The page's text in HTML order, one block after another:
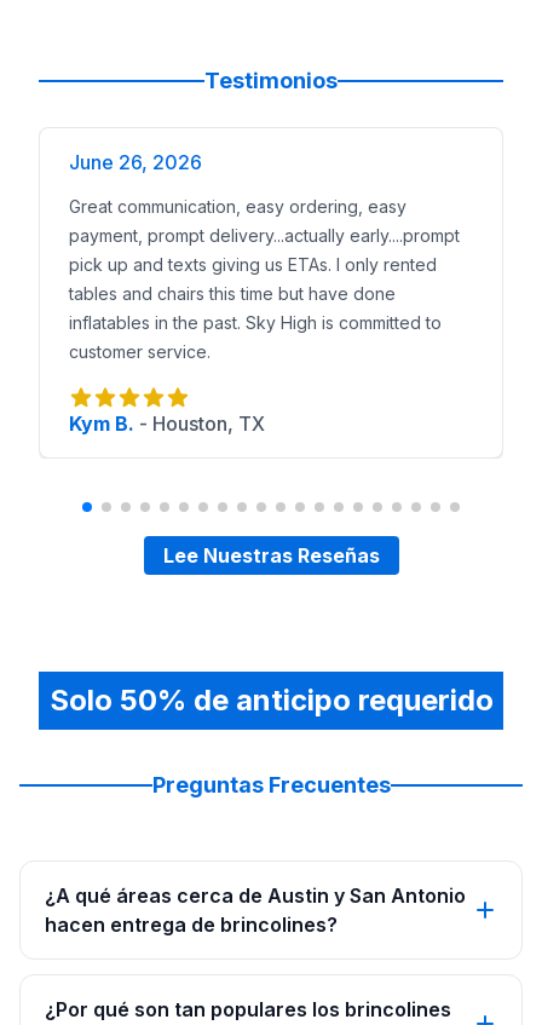
Testimonios
June 26, 2026
Great communication, easy ordering, easy
payment, prompt delivery...actually early....prompt
pick up and texts giving us ETAs. I only rented
tables and chairs this time but have done
inflatables in the past. Sky High is committed to
customer service.
Kym B. - Houston, TX
Lee Nuestras Reseñas
Solo 50% de anticipo requerido
Preguntas Frecuentes
¿A qué áreas cerca de Austin y San Antonio
hacen entrega de brincolines?
¿Por qué son tan populares los brincolines